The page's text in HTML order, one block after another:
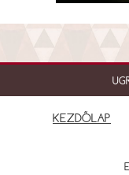
KEZDŐLAP